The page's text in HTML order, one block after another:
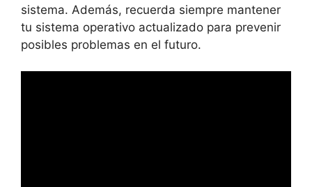
sistema. Además, recuerda siempre mantener
tu sistema operativo actualizado para prevenir
posibles problemas en el futuro.